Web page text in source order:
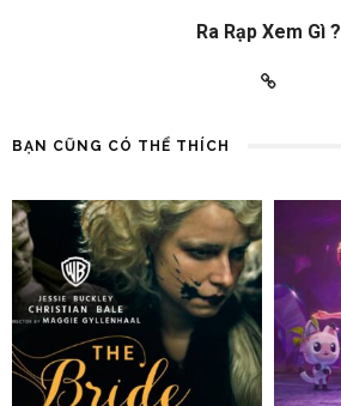
Ra Rạp Xem Gì ?
BẠN CŨNG CÓ THỂ THÍCH